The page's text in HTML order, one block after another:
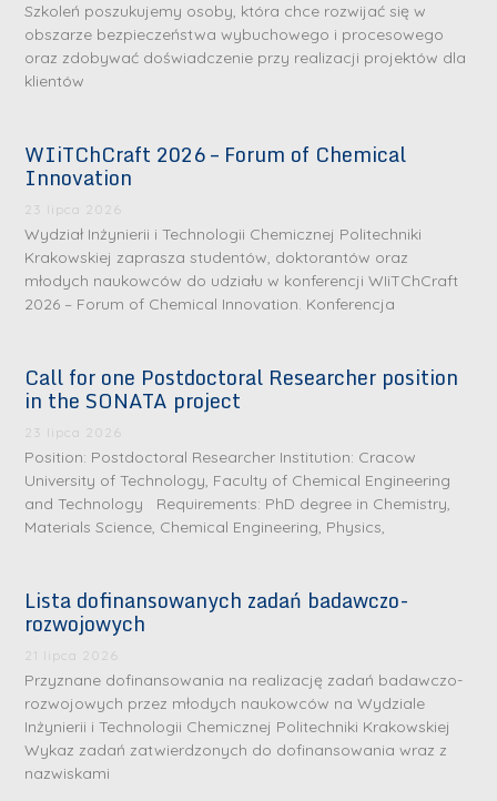
Szkoleń poszukujemy osoby, która chce rozwijać się w
obszarze bezpieczeństwa wybuchowego i procesowego
oraz zdobywać doświadczenie przy realizacji projektów dla
klientów
WIiTChCraft 2026 – Forum of Chemical
Innovation
23 lipca 2026
Wydział Inżynierii i Technologii Chemicznej Politechniki
Krakowskiej zaprasza studentów, doktorantów oraz
młodych naukowców do udziału w konferencji WIiTChCraft
2026 – Forum of Chemical Innovation. Konferencja
Call for one Postdoctoral Researcher position
in the SONATA project
23 lipca 2026
Position: Postdoctoral Researcher Institution: Cracow
University of Technology, Faculty of Chemical Engineering
and Technology Requirements: PhD degree in Chemistry,
Materials Science, Chemical Engineering, Physics,
Lista dofinansowanych zadań badawczo-
rozwojowych
21 lipca 2026
Przyznane dofinansowania na realizację zadań badawczo-
rozwojowych przez młodych naukowców na Wydziale
Inżynierii i Technologii Chemicznej Politechniki Krakowskiej
Wykaz zadań zatwierdzonych do dofinansowania wraz z
nazwiskami
S
r
e
b
r
n
D